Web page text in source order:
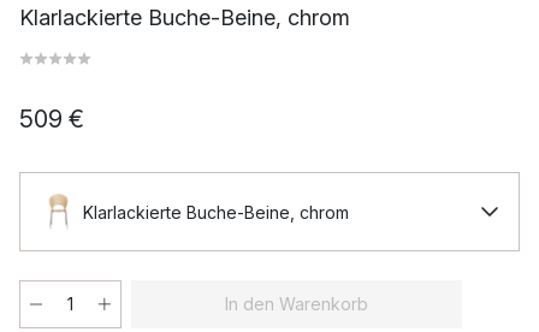
Klarlackierte Buche-Beine, chrom
509 €
Klarlackierte Buche-Beine, chrom
In den Warenkorb